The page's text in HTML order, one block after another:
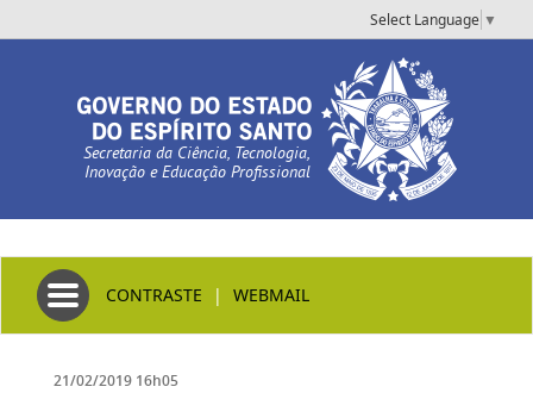
Select Language ▼
Secretaria da Ciência, Tecnologia,
Inovação e Educação Profissional
Toggle navigation
CONTRASTE | WEBMAIL
21/02/2019 16h05